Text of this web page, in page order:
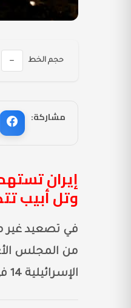
حجم الخط
مشاركة:
وتل أبيب
في تصعيد غير
من المجلس
الإسرائيلية 14 في مدينة حيفا، باستخدام صواريخ “سجيل 3” بعيدة المدى، وذلك بعد إنذار مسبق.